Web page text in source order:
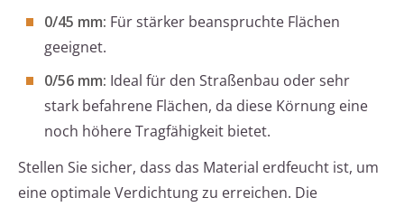
0/45 mm: Für stärker beanspruchte Flächen
geeignet.
0/56 mm: Ideal für den Straßenbau oder sehr
stark befahrene Flächen, da diese Körnung eine
noch höhere Tragfähigkeit bietet.
Stellen Sie sicher, dass das Material erdfeucht ist, um
eine optimale Verdichtung zu erreichen. Die